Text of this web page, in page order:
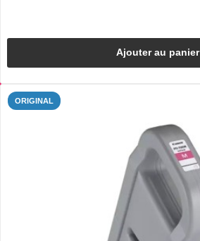
Ajouter au panier
ORIGINAL